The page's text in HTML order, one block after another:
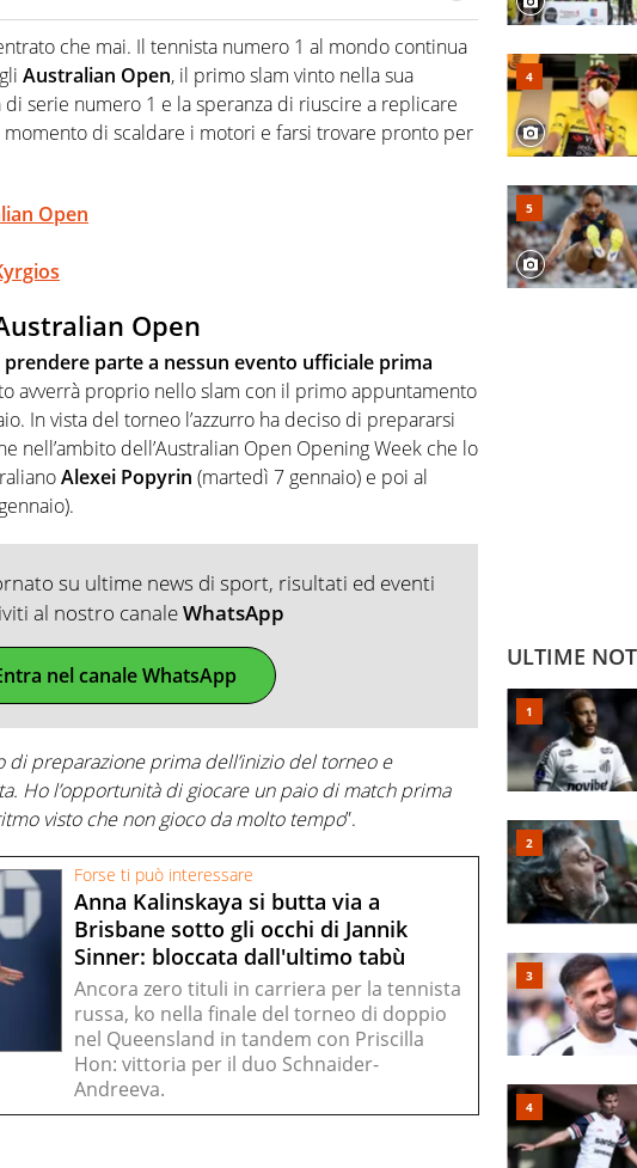
hanno segreti: basket, football, baseball e la capacità
altri non vedono granché
che mai. Il tennista numero 1 al mondo continua
Australian Open, il primo slam vinto nella sua
serie numero 1 e la speranza di riuscire a replicare
momento di scaldare i motori e farsi trovare pronto per
Open
Open
prendere parte a nessun evento ufficiale prima
avverrà proprio nello slam con il primo appuntamento
In vista del torneo l’azzurro ha deciso di prepararsi
nell’ambito dell’Australian Open Opening Week che lo
Alexei Popyrin (martedì 7 gennaio) e poi al
su ultime news di sport, risultati ed eventi
al nostro canaleWhatsApp
nel canale WhatsApp
preparazione prima dell’inizio del torneo e
Ho l’opportunità di giocare un paio di match prima
visto che non gioco da molto tempo”.
Forse ti può interessare
Anna Kalinskaya si butta via a
Brisbane sotto gli occhi di Jannik
Sinner: bloccata dall'ultimo tabù
Ancora zero tituli in carriera per la tennista
russa, ko nella finale del torneo di doppio
nel Queensland in tandem con Priscilla
Hon: vittoria per il duo Schnaider-
Andreeva.
ULTIME